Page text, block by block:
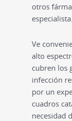
otros
especialista.
Ve
alto
cubren los
infección
por un
cuadros
necesidad